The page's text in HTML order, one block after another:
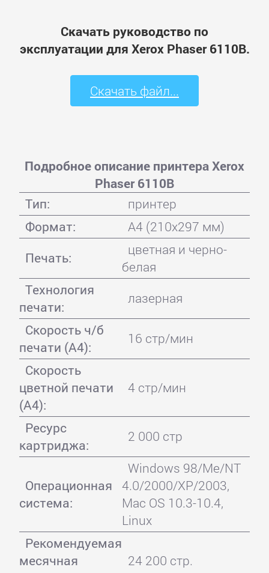
Скачать руководство по
эксплуатации для Xerox Phaser 6110B.
Скачать файл...
Подробное описание принтера Xerox
Phaser 6110B
Тип:
принтер
Формат:
A4 (210x297 мм)
Печать:
цветная и черно-
белая
Технология
печати:
лазерная
Скорость ч/б
печати (А4):
16 стр/мин
Скорость
цветной печати
(А4):
4 стр/мин
Ресурс
картриджа:
2 000 стр
Операционная
система:
Windows 98/Me/NT
4.0/2000/XP/2003,
Mac OS 10.3-10.4,
Linux
Рекомендуемая
месячная
24 200 стр.